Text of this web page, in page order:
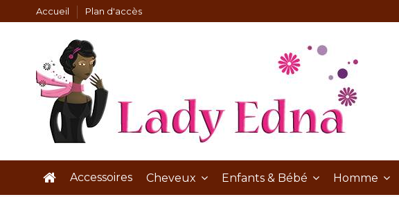
Accueil Plan d'accès
Accessoires Cheveux Enfants & Bébé Homme